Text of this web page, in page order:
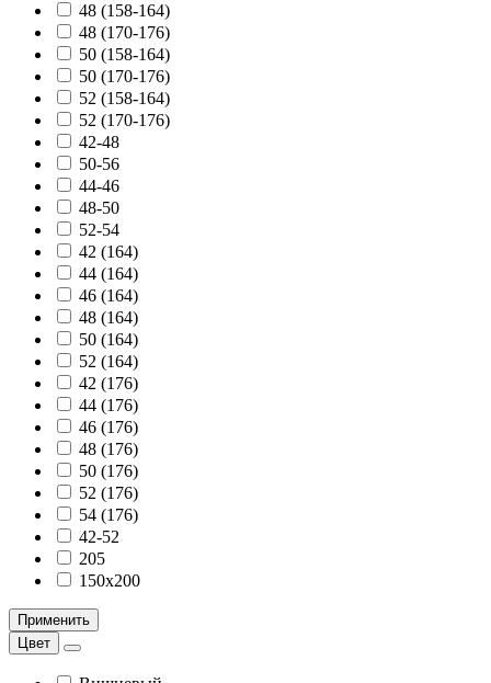
48 (158-164)
48 (170-176)
50 (158-164)
50 (170-176)
52 (158-164)
52 (170-176)
42-48
50-56
44-46
48-50
52-54
42 (164)
44 (164)
46 (164)
48 (164)
50 (164)
52 (164)
42 (176)
44 (176)
46 (176)
48 (176)
50 (176)
52 (176)
54 (176)
42-52
205
150х200
Применить
Цвет